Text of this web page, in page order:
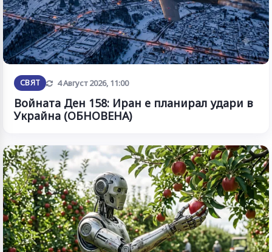
СВЯТ Обновена
4 Август 2026, 11:00
Войната Ден 158: Иран е планирал удари в
Украйна (ОБНОВЕНА)